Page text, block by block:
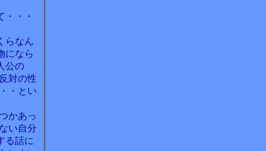
・・
らなん
になら
公の
対の性
・とい
かあっ
い自分
る話に